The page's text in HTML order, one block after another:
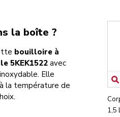
la boîte ?
bouilloire à
5KEK1522avec
Elle
la température de
1,5